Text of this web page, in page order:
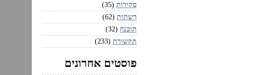
סקירות (35)
רשתות (62)
תוכנה (32)
תקשורת (233)
פוסטים אחרונים